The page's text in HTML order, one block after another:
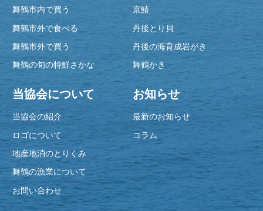
舞鶴市内で買う
舞鶴市外で食べる
舞鶴市外で買う
舞鶴の旬の特鮮さかな
京鰆
丹後とり貝
丹後の海育成岩がき
舞鶴かき
当協会について
当協会の紹介
ロゴについて
地産地消のとりくみ
舞鶴の漁業について
お問い合わせ
お知らせ
最新のお知らせ
コラム